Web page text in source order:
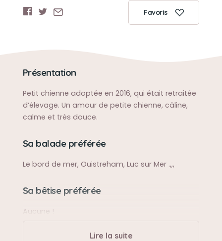
Favoris
Présentation
Petit chienne adoptée en 2016, qui était retraitée
d’élevage. Un amour de petite chienne, câline,
calme et très douce.
Sa balade préférée
Le bord de mer, Ouistreham, Luc sur Mer .,,,
Sa bêtise préférée
Aucune !
Lire la suite